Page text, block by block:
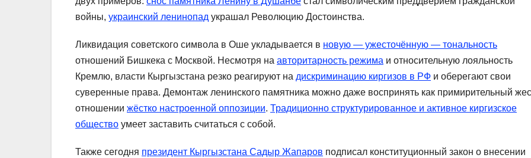
войны, украинский ленинопад украшал Революцию Достоинства.
Ликвидация советского символа в Оше укладывается в новую — ужесточённую — тональность
отношений Бишкека с Москвой. Несмотря на авторитарность режима и относительную лояльность
Кремлю, власти Кыргызстана резко реагируют на дискриминацию киргизов в РФ и оберегают свои
суверенные права. Демонтаж ленинского памятника можно даже воспринять как примирительный
отношении жёстко настроенной оппозиции. Традиционно структурированное и активное киргизское
общество умеет заставить считаться с собой.
Также сегодня президент Кыргызстана Садыр Жапаров подписал конституционный закон о внесении